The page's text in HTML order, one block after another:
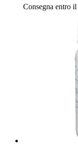
Consegna entro